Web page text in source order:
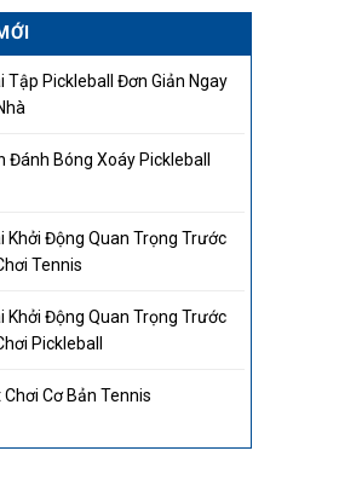
Tập Pickleball Đơn Giản Ngay
Đánh Bóng Xoáy Pickleball
Khởi Động Quan Trọng Trước
Tennis
Khởi Động Quan Trọng Trước
Pickleball
Chơi Cơ Bản Tennis